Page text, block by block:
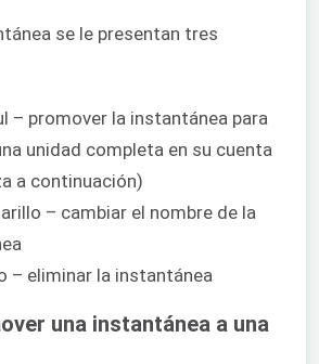
se le presentan tres
– promover la instantánea para
unidad completa en su cuenta
a continuación)
– cambiar el nombre de la
– eliminar la instantánea
una instantánea a una